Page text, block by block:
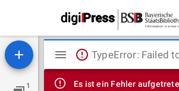
1
Mirador
Viewer
TypeError: Failed
Es ist ein Fehler